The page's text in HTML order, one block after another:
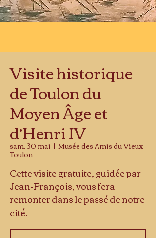
Visite historique
de Toulon du
Moyen Âge et
d’Henri IV
sam. 30 mai
  |
Musée des Amis du Vieux
Toulon
Cette visite gratuite, guidée par
Jean-François, vous fera
remonter dans le passé de notre
cité.